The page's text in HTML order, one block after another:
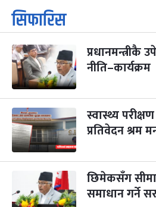
१
आइत
कार्तिक सङ्क्रान्ति
कार्तिक १, २०८३
३
मंगल
महानवमी
कार्तिक ३, २०८३-Oct 20, 2026
४
बुध कार्तिक ४, २०८३ Oct 21, 2026
५
बिहि
पापा‌ङ्कुशा एकादशी व्रत
कार्तिक ५, २०८३
२२
आइत
कुकुर तिहार
कार्तिक २२, २०८३-Nov 8, 2026
सिफारिस
प्रधानमन्त्रीकै
नीति–कार्यक्रम
स्वास्थ्य
प्रतिवेदन श्रम
छिमेकसँग
समाधान गर्ने